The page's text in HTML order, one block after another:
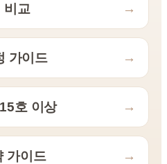
비교 →
가이드 →
호 이상 →
가이드 →